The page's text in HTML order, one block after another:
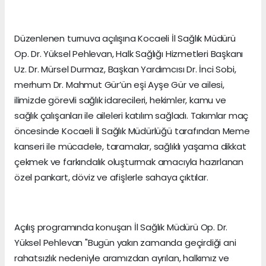
Düzenlenen turnuva açılışına Kocaeli İl Sağlık Müdürü
Op. Dr. Yüksel Pehlevan, Halk Sağlığı Hizmetleri Başkanı
Uz. Dr. Mürsel Durmaz, Başkan Yardımcısı Dr. İnci Sobi,
merhum Dr. Mahmut Gür’ün eşi Ayşe Gür ve ailesi,
ilimizde görevli sağlık idarecileri, hekimler, kamu ve
sağlık çalışanları ile aileleri katılım sağladı. Takımlar maç
öncesinde Kocaeli İl Sağlık Müdürlüğü tarafından Meme
kanseri ile mücadele, taramalar, sağlıklı yaşama dikkat
çekmek ve farkındalık oluşturmak amacıyla hazırlanan
özel pankart, döviz ve afişlerle sahaya çıktılar.
Açılış programında konuşan İl Sağlık Müdürü Op. Dr.
Yüksel Pehlevan "Bugün yakın zamanda geçirdiği ani
rahatsızlık nedeniyle aramızdan ayrılan, halkımız ve